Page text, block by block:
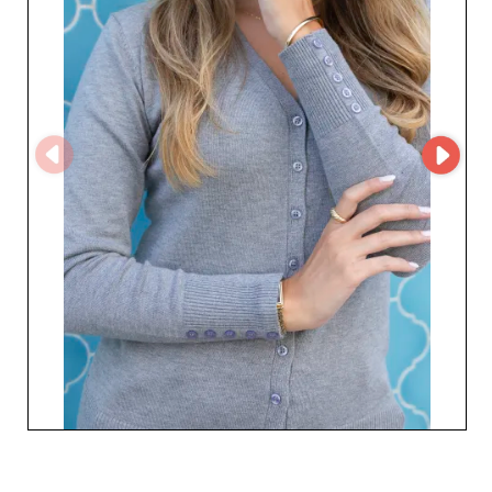
L'esperienza utente è fluida e pensata per i professionisti
della moda. La reattività del servizio clienti, la qualità
costante dei prodotti e la flessibilità commerciale
rendono MODA ANA un fornitore di riferimento, sia che
tu sia un rivenditore affermato sia una boutique in
crescita.